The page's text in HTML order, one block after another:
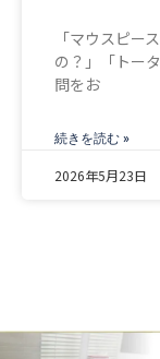
「マウスピー
の？」「トー
問をお
続きを読む »
2026年5月23日